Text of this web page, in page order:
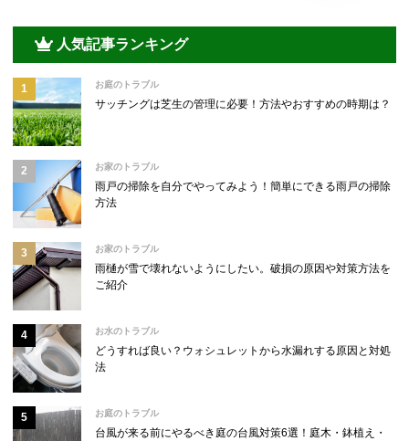
人気記事ランキング
お庭のトラブル
サッチングは芝生の管理に必要！方法やおすすめの時期は？
お家のトラブル
雨戸の掃除を自分でやってみよう！簡単にできる雨戸の掃除
方法
お家のトラブル
雨樋が雪で壊れないようにしたい。破損の原因や対策方法を
ご紹介
お水のトラブル
どうすれば良い？ウォシュレットから水漏れする原因と対処
法
お庭のトラブル
台風が来る前にやるべき庭の台風対策6選！庭木・鉢植え・